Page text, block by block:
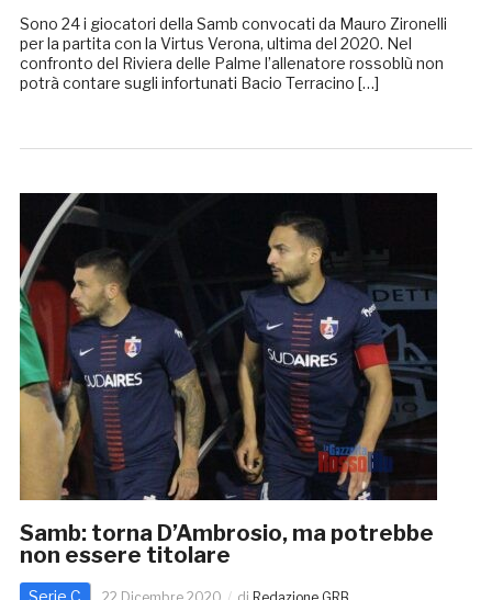
Sono 24 i giocatori della Samb convocati da Mauro Zironelli
per la partita con la Virtus Verona, ultima del 2020. Nel
confronto del Riviera delle Palme l’allenatore rossoblù non
potrà contare sugli infortunati Bacio Terracino […]
Samb: torna D’Ambrosio, ma potrebbe
non essere titolare